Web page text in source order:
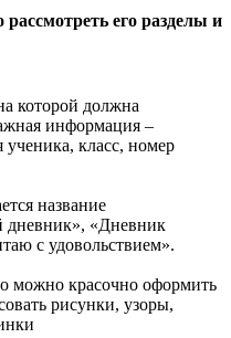
его разделы и
которой должна
информация –
класс, номер
название
дневник», «Дневник
с удовольствием».
можно красочно оформить
рисунки, узоры,